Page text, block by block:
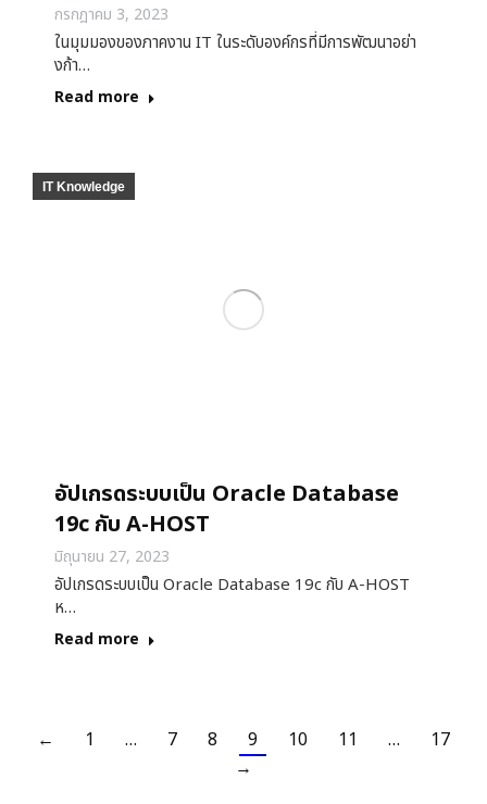
กรกฎาคม 3, 2023
ในมุมมองของภาคงาน IT ในระดับองค์กรที่มีการพัฒนาอย่า
งก้า…
Read more
IT Knowledge
อัปเกรดระบบเป็น Oracle Database
19c กับ A-HOST
มิถุนายน 27, 2023
อัปเกรดระบบเป็น Oracle Database 19c กับ A-HOST
ห…
Read more
← 1 … 7 8 9 10 11 …
17
→